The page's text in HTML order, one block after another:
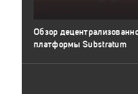
Обзор
платформы Substratum